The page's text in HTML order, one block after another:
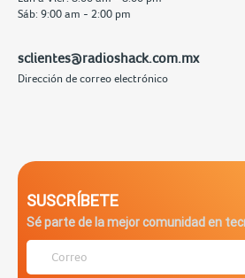
Sáb: 9:00 am - 2:00 pm
sclientes@radioshack.com.mx
Dirección de correo electrónico
SUSCRÍBETE
Sé parte de la mejor comunidad en